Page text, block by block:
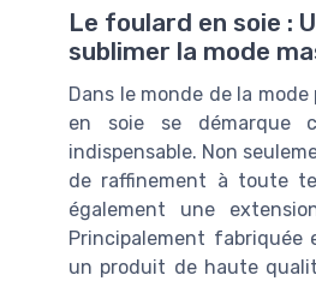
Le foulard en soie :
sublimer la mode
Dans le monde de la
en soie se démarque
indispensable. Non
de raffinement à toute
également une
Principalement fabriquée
un produit de haute